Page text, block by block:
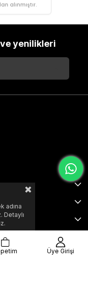
alınmıştır.
yenilikleri
adına
Detaylı
Üye Girişi